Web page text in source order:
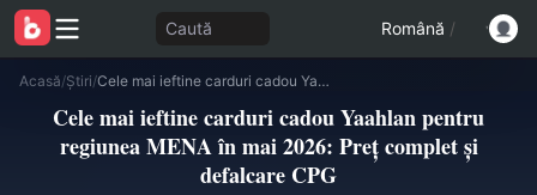
Caută Română /
Acasă/Știri/ Cele mai ieftine carduri cadou Yaahlan pentru regiunea MENA în mai 2026: Preț complet și defalcare CPG
Cele mai ieftine carduri cadou Yaahlan pentru
regiunea MENA în mai 2026: Preț complet și
defalcare CPG